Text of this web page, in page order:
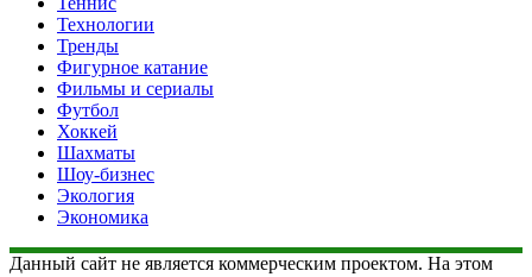
Технологии
Тренды
Фигурное катание
Фильмы и сериалы
Футбол
Хоккей
Шахматы
Шоу-бизнес
Экология
Экономика
Данный сайт не является коммерческим проектом. На этом